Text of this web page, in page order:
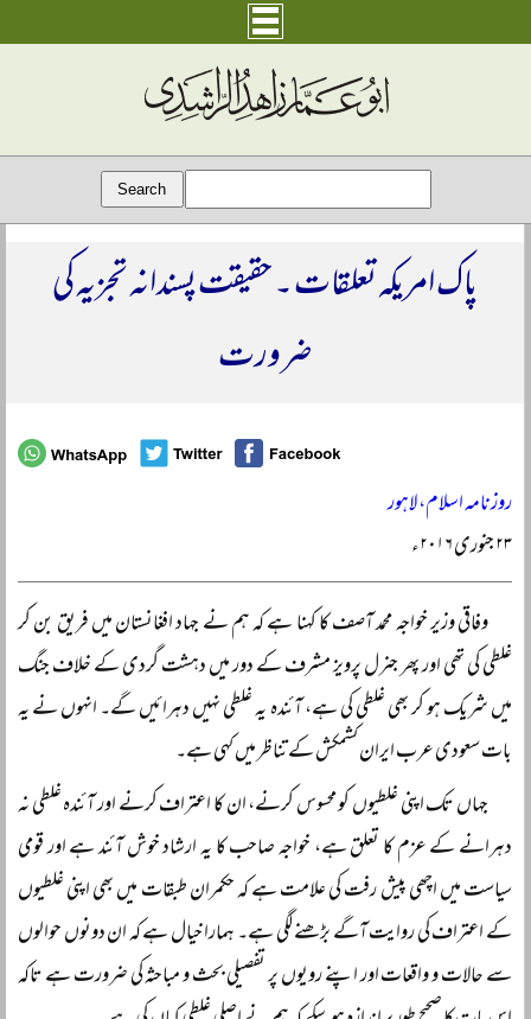
پاک امریکہ تعلقات ۔ حقیقت پسندانہ تجزیہ کی
ضرورت
روزنامہ اسلام، لاہور
۲۳ جنوری ۲۰۱۶ء
وفاقی وزیر خواجہ محمد آصف کا کہنا ہے کہ ہم نے جہاد افغانستان میں فریق بن کر
غلطی کی تھی اور پھر جنرل پرویز مشرف کے دور میں دہشت گردی کے خلاف جنگ
میں شریک ہو کر بھی غلطی کی ہے، آئندہ یہ غلطی نہیں دہرائیں گے۔ انہوں نے یہ
بات سعودی عرب ایران کشمکش کے تناظر میں کہی ہے۔
جہاں تک اپنی غلطیوں کو محسوس کرنے، ان کا اعتراف کرنے اور آئندہ غلطی نہ
دہرانے کے عزم کا تعلق ہے، خواجہ صاحب کا یہ ارشاد خوش آئند ہے اور قومی
سیاست میں اچھی پیش رفت کی علامت ہے کہ حکمران طبقات میں بھی اپنی غلطیوں
کے اعتراف کی روایت آگے بڑھنے لگی ہے۔ ہمارا خیال ہے کہ ان دونوں حوالوں
سے حالات و واقعات اور اپنے رویوں پر تفصیلی بحث و مباحثہ کی ضرورت ہے تاکہ